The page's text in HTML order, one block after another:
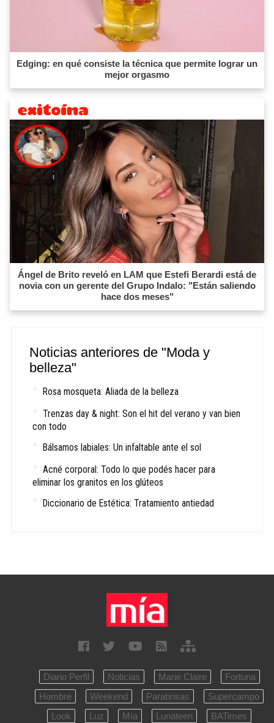
Edging: en qué consiste la técnica que permite lograr un
mejor orgasmo
Ángel de Brito reveló en LAM que Estefi Berardi está de
novia con un gerente del Grupo Indalo: "Están saliendo
hace dos meses"
Noticias anteriores de "Moda y
belleza"
Rosa mosqueta: Aliada de la belleza
Trenzas day & night: Son el hit del verano y van bien
con todo
Bálsamos labiales: Un infaltable ante el sol
Acné corporal: Todo lo que podés hacer para
eliminar los granitos en los glúteos
Diccionario de Estética: Tratamiento antiedad
Diario Perfil Noticias Marie Claire
Fortuna
Hombre
Weekend Parabrisas
Supercampo
Look
Luz Mía Lunateen BATimes